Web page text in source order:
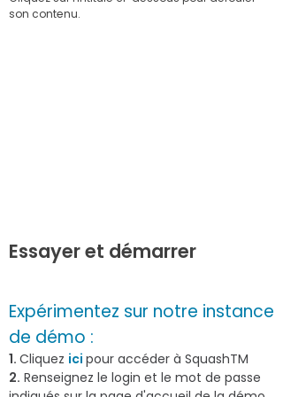
Après exécution de vos tests fonctionnels
son contenu.
Essayer et démarrer
Expérimentez sur notre instance
de démo :
1. Cliquez ici pour accéder à SquashTM
2. Renseignez le login et le mot de passe